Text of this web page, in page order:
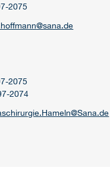
2075
@sana.de
2075
2074
@Sana.de